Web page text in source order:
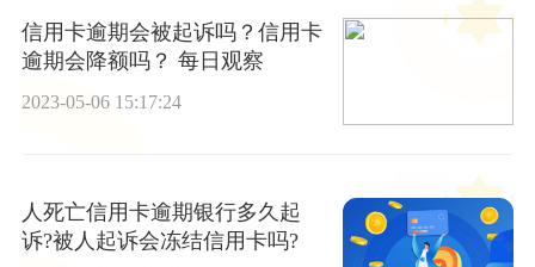
信用卡逾期会被起诉吗？信用卡
逾期会降额吗？ 每日观察
2023-05-06 15:17:24
人死亡信用卡逾期银行多久起
诉?被人起诉会冻结信用卡吗?